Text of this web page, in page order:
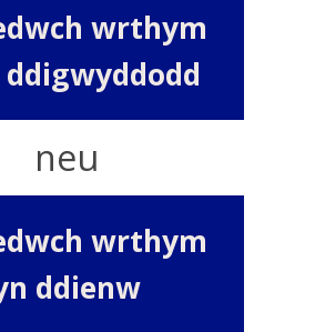
wrthym
neu
wrthym
ddienw